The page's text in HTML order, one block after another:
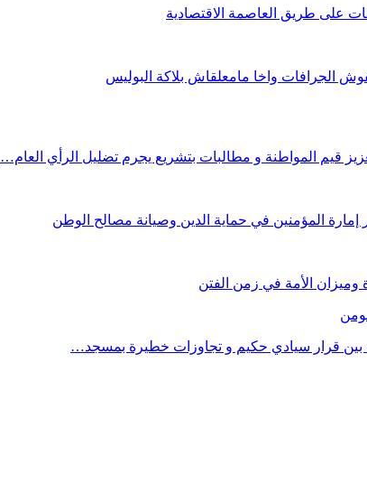
على طريق العاصمة الاقتصادية
الجرافات واخا مامعلقاش بلاكة البوليس
قيم المواطنة و مطالبات بتشريع يجرم تضليل الرأي العام…
إمارة المؤمنين في حماية الدين وصيانة مصالح الوطن
وميزان الأمة في زمن الفتن
بين قرار سيادي حكيم و تجاوزات خطيرة بمسجد…